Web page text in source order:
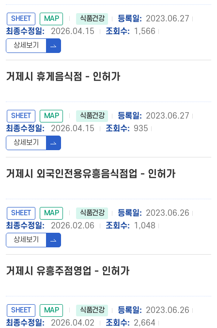
SHEET MAP 식품건강
2023.06.27
2026.04.15
1,566
상세보기
거제시 휴게음식점 - 인허가
SHEET MAP 식품건강
2023.06.27
2026.04.15
935
상세보기
거제시 외국인전용유흥음식점업 - 인허가
SHEET MAP 식품건강
2023.06.26
2026.02.06
1,048
상세보기
거제시 유흥주점영업 - 인허가
SHEET MAP 식품건강
2023.06.26
2026.04.02
2,664